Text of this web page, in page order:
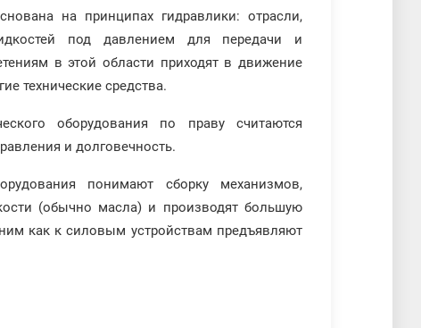
на принципах гидравлики: отрасли,
под давлением для передачи и
в этой области приходят в движение
технические средства.
оборудования по праву считаются
и долговечность.
понимают сборку механизмов,
(обычно масла) и производят большую
как к силовым устройствам предъявляют